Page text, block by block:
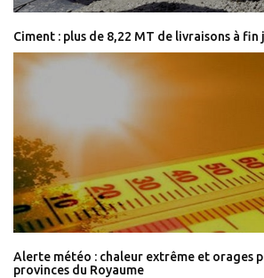
Ciment : plus de 8,22 MT de livraisons à
Alerte météo : chaleur extrême et orages
provinces du Royaume